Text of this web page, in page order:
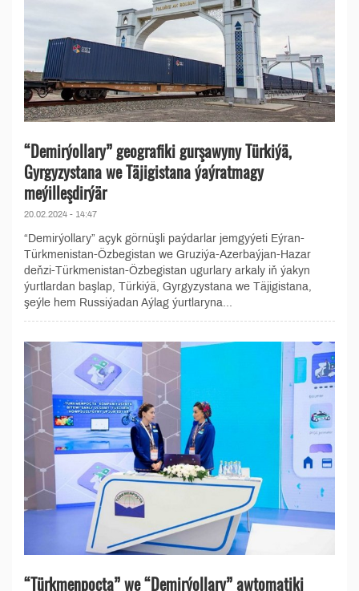
“Demirýollary” geografiki gurşawyny Türkiýä,
Gyrgyzystana we Täjigistana ýaýratmagy
meýilleşdirýär
20.02.2024 - 14:47
“Demirýollary” açyk görnüşli paýdarlar jemgyýeti Eýran-
Türkmenistan-Özbegistan we Gruziýa-Azerbaýjan-Hazar
deňzi-Türkmenistan-Özbegistan ugurlary arkaly iň ýakyn
ýurtlardan başlap, Türkiýä, Gyrgyzystana we Täjigistana,
şeýle hem Russiýadan Aýlag ýurtlaryna...
“Türkmenpoçta” we “Demirýollary” awtomatiki